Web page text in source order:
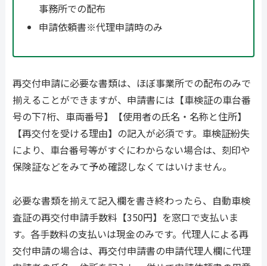
事務所での配布
申請依頼書※代理申請時のみ
再交付申請に必要な書類は、ほぼ事業所での配布のみで
揃えることができますが、申請書には【車検証の車台番
号の下7桁、車両番号】【使用者の氏名・名称と住所】
【再交付を受ける理由】の記入が必須です。車検証紛失
により、車台番号等がすぐにわからない場合は、刻印や
保険証などをみて予め確認しなくてはいけません。
必要な書類を揃えて記入欄を書き終わったら、自動車検
査証の再交付申請手数料【350円】を窓口で支払いま
す。各手数料の支払いは現金のみです。代理人による再
交付申請の場合は、再交付申請書の申請代理人欄に代理